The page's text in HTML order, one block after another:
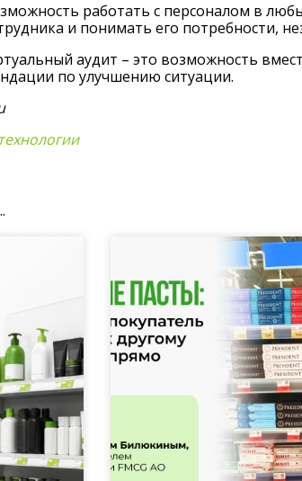
работать с персоналом в
и понимать его потребности,
аудит – это возможность
по улучшению ситуации.